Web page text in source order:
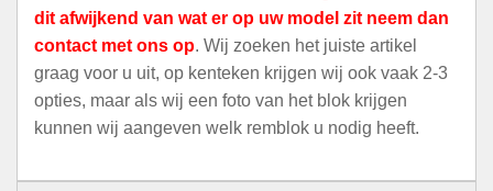
dit afwijkend van wat er op uw model zit neem dan
contact met ons op. Wij zoeken het juiste artikel
graag voor u uit, op kenteken krijgen wij ook vaak 2-3
opties, maar als wij een foto van het blok krijgen
kunnen wij aangeven welk remblok u nodig heeft.